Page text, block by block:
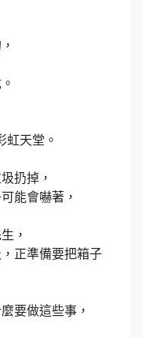
虹天堂。
扔掉，
能會嚇著，
，
正準備要把箱子
要做這些事，